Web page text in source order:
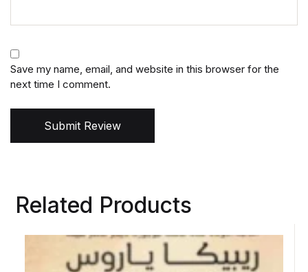
Save my name, email, and website in this browser for the
next time I comment.
Submit Review
Related Products